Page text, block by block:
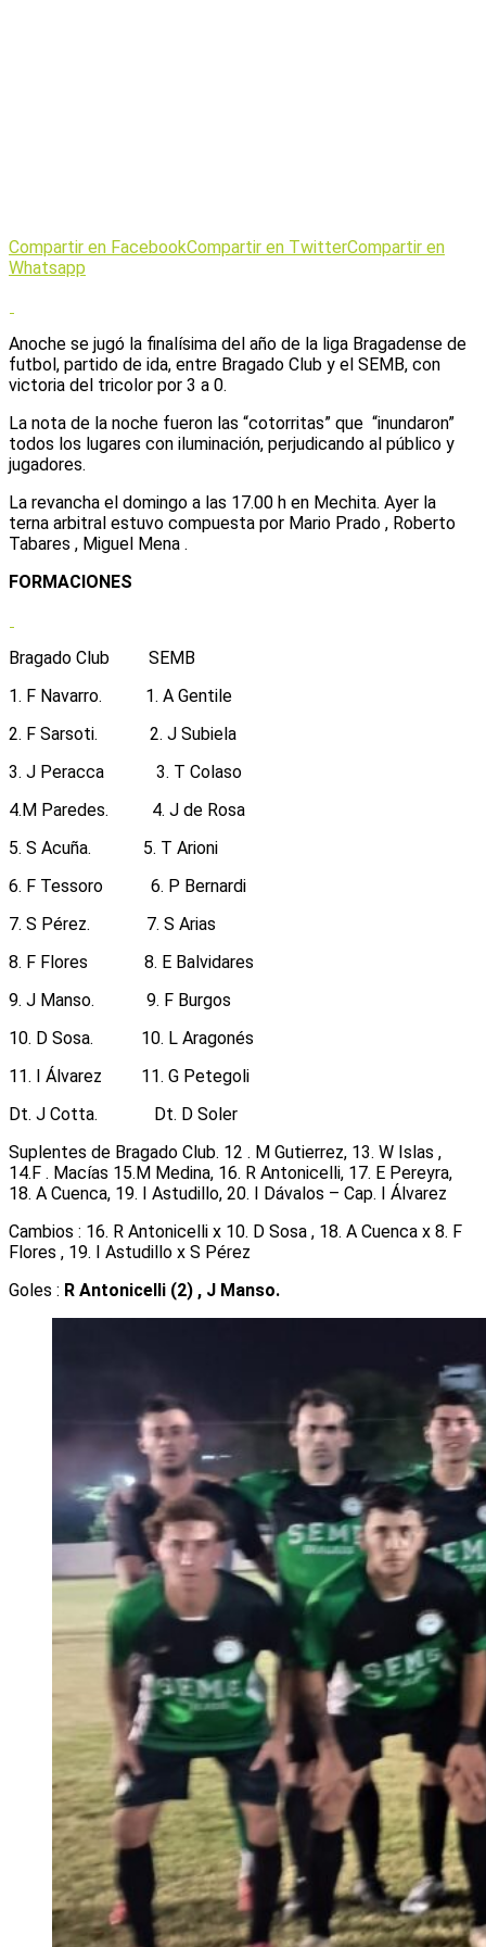
Compartir en FacebookCompartir en TwitterCompartir en
Whatsapp
Anoche se jugó la finalísima del año de la liga Bragadense de
futbol, partido de ida, entre Bragado Club y el SEMB, con
victoria del tricolor por 3 a 0.
La nota de la noche fueron las “cotorritas” que “inundaron”
todos los lugares con iluminación, perjudicando al público y
jugadores.
La revancha el domingo a las 17.00 h en Mechita. Ayer la
terna arbitral estuvo compuesta por Mario Prado , Roberto
Tabares , Miguel Mena .
FORMACIONES
Bragado Club SEMB
1. F Navarro. 1. A Gentile
2. F Sarsoti. 2. J Subiela
3. J Peracca 3. T Colaso
4.M Paredes. 4. J de Rosa
5. S Acuña. 5. T Arioni
6. F Tessoro 6. P Bernardi
7. S Pérez. 7. S Arias
8. F Flores 8. E Balvidares
9. J Manso. 9. F Burgos
10. D Sosa. 10. L Aragonés
11. I Álvarez 11. G Petegoli
Dt. J Cotta. Dt. D Soler
Suplentes de Bragado Club. 12 . M Gutierrez, 13. W Islas ,
14.F . Macías 15.M Medina, 16. R Antonicelli, 17. E Pereyra,
18. A Cuenca, 19. I Astudillo, 20. I Dávalos – Cap. I Álvarez
Cambios : 16. R Antonicelli x 10. D Sosa , 18. A Cuenca x 8. F
Flores , 19. I Astudillo x S Pérez
Goles : R Antonicelli (2) , J Manso.